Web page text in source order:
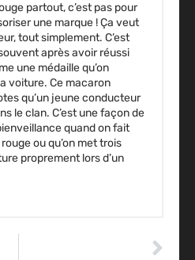
partout, c’est pas pour
une marque ! Ça veut
tout simplement. C’est
après avoir réussi
une médaille qu’on
voiture. Ce macaron
qu’un jeune conducteur
le clan. C’est une façon de
quand on fait
ou qu’on met trois
proprement lors d’un